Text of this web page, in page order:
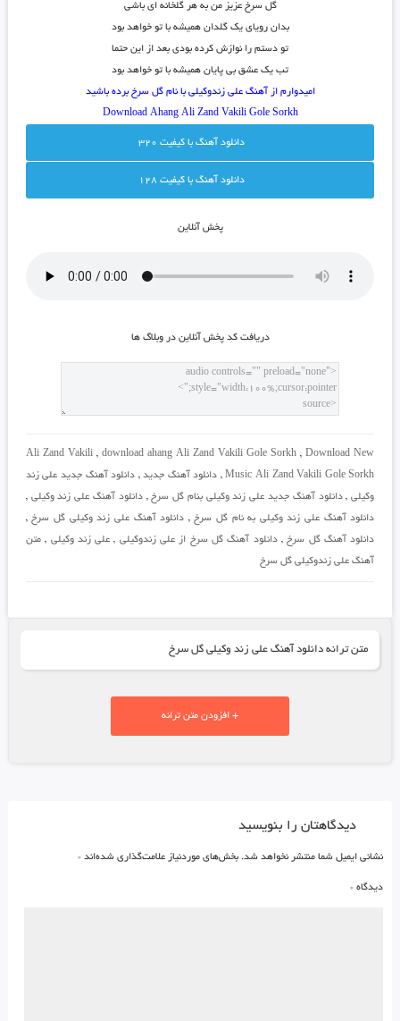
گل سرخ عزیز من به هر گلخانه ای باشی
بدان رویای یک گلدان همیشه با تو خواهد بود
تو دستم را نوازش کرده بودی بعد از این حتما
تب یک عشق بی پایان همیشه با تو خواهد بود
امیدوارم از آهنگ علی زندوکیلی با نام گل سرخ برده باشید
Download Ahang Ali Zand Vakili Gole Sorkh
دانلود آهنگ با کيفيت 320
دانلود آهنگ با کيفيت 128
پخش آنلاين
دريافت کد پخش آنلاين در وبلاگ ها
Ali Zand Vakili, download ahang Ali Zand Vakili Gole Sorkh ,Download New
Music Ali Zand Vakili Gole Sorkh
, دانلود آهنگ جدید, دانلود آهنگ جدید علی زند
وکیلی,دانلود آهنگ جدید علی زند وکیلی بنام گل سرخ,دانلود آهنگ علی زند وکیلی ,
دانلود آهنگ علی زند وکیلی به نام گل سرخ, دانلود آهنگ علی زند وکیلی گل سرخ,
دانلود آهنگ گل سرخ,دانلود آهنگ گل سرخ از علی زندوکیلی , علی زند وکیلی ,متن
آهنگ علی زندوکیلی گل سرخ
متن ترانه دانلود آهنگ علی زند وکیلی گل سرخ
+ افزودن متن ترانه
دیدگاهتان را بنویسید
نشانی ایمیل شما منتشر نخواهد شد. بخش‌های موردنیاز علامت‌گذاری شده‌اند *
دیدگاه *